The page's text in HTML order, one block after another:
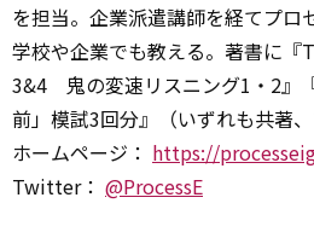
を担当。企業派遣講師を経てプロ
学校や企業でも教える。著書に『
3&4 鬼の変速リスニング1・2』
前」模試3回分』（いずれも共著
ホームページ： https://
Twitter： @ProcessE